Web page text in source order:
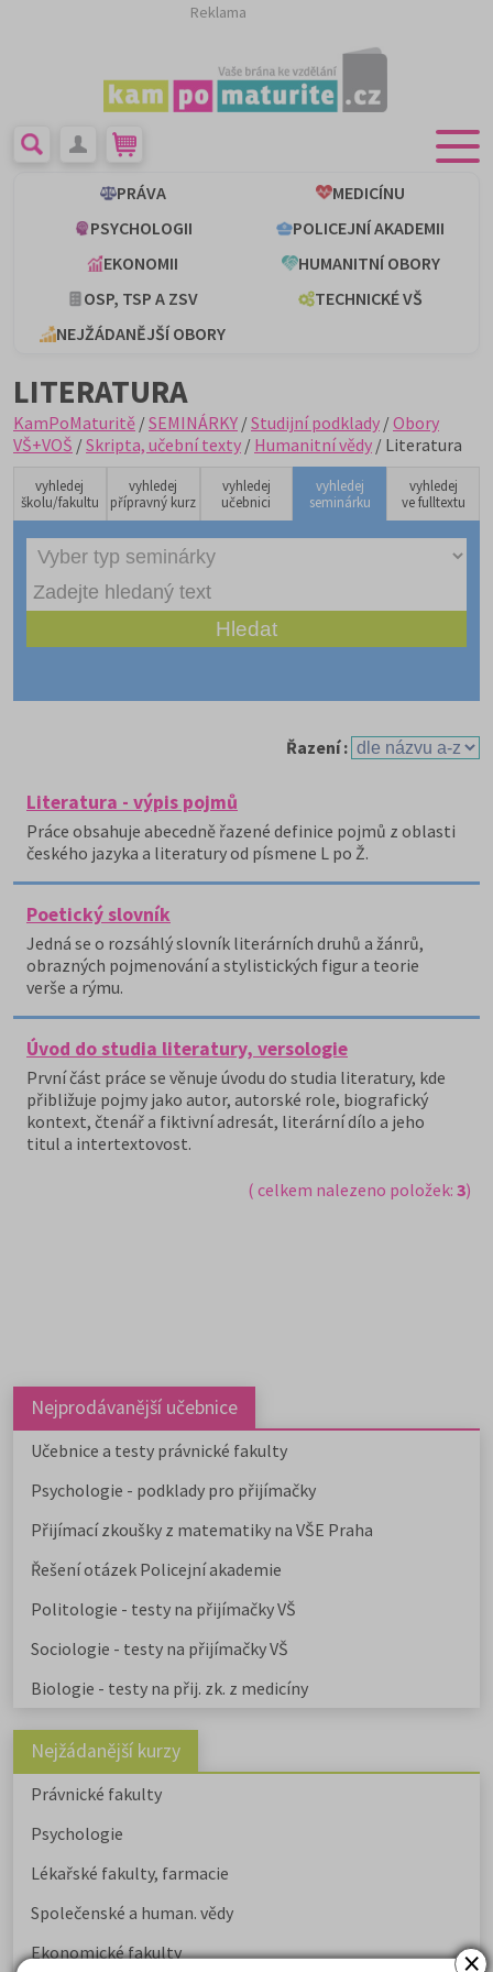
×
Reklama
PRÁVA
MEDICÍNU
PSYCHOLOGII
POLICEJNÍ AKADEMII
EKONOMII
HUMANITNÍ OBORY
OSP, TSP A ZSV
TECHNICKÉ VŠ
NEJŽÁDANĚJŠÍ OBORY
LITERATURA
KamPoMaturitě /SEMINÁRKY /Studijní podklady /Obory
VŠ+VOŠ /Skripta, učební texty / Humanitní vědy / Literatura
vyhledej
školu/fakultu
vyhledej
přípravný kurz
vyhledej
učebnici
vyhledej
seminárku
vyhledej
ve fulltextu
Řazení :
Literatura - výpis pojmů
Práce obsahuje abecedně řazené definice pojmů z oblasti
českého jazyka a literatury od písmene L po Ž.
Poetický slovník
Jedná se o rozsáhlý slovník literárních druhů a žánrů,
obrazných pojmenování a stylistických figur a teorie
verše a rýmu.
Úvod do studia literatury, versologie
První část práce se věnuje úvodu do studia literatury, kde
přibližuje pojmy jako autor, autorské role, biografický
kontext, čtenář a fiktivní adresát, literární dílo a jeho
titul a intertextovost.
( celkem nalezeno položek: 3)
Nejprodávanější učebnice
Učebnice a testy právnické fakulty
Psychologie - podklady pro přijímačky
Přijímací zkoušky z matematiky na VŠE Praha
Řešení otázek Policejní akademie
Politologie - testy na přijímačky VŠ
Sociologie - testy na přijímačky VŠ
Biologie - testy na přij. zk. z medicíny
Nejžádanější kurzy
Právnické fakulty
Psychologie
Lékařské fakulty, farmacie
Společenské a human. vědy
Ekonomické fakulty